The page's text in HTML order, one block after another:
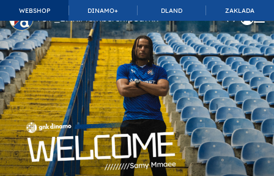
WEBSHOP DINAMO+ DLAND ZAKLADA
TOP_BAR.MembershipSuffix